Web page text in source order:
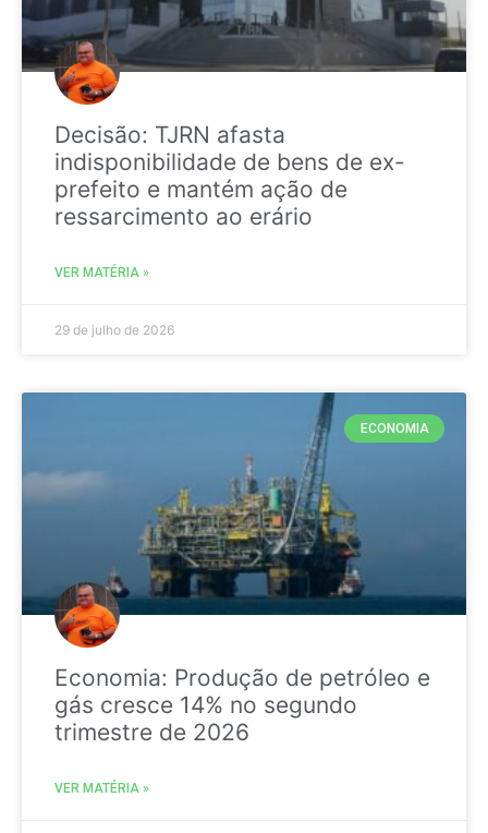
Decisão: TJRN afasta
indisponibilidade de bens de ex-
prefeito e mantém ação de
ressarcimento ao erário
VER MATÉRIA »
29 de julho de 2026
ECONOMIA
Economia: Produção de petróleo e
gás cresce 14% no segundo
trimestre de 2026
VER MATÉRIA »